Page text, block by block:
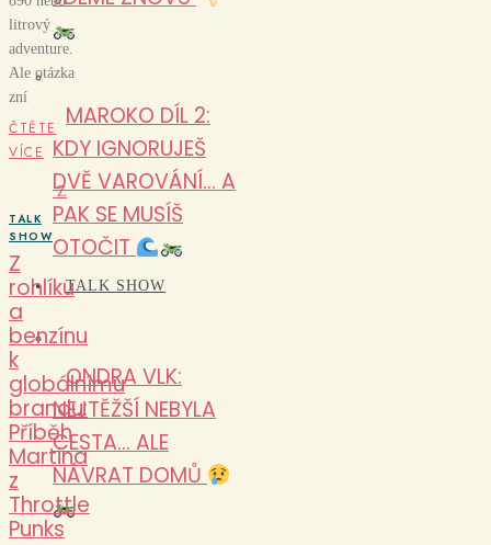
MAROKO DÍL 2:
KDY IGNORUJEŠ
DVĚ VAROVÁNÍ… A
PAK SE MUSÍŠ
OTOČIT
TALK SHOW
ONDRA VLK:
NEJTĚŽŠÍ NEBYLA
CESTA… ALE
NÁVRAT DOMŮ
litrový
adventure.
Ale otázka
zní
ČTĚTE
VÍCE
Z
TALK
SHOW
Z
rohlíku
a
benzínu
k
globálnímu
brandu:
Příběh
Martina
z
Throttle
Punks